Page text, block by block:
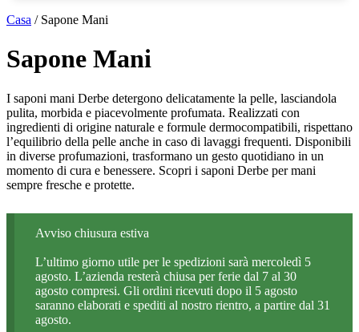
Casa / Sapone Mani
Sapone Mani
I saponi mani Derbe detergono delicatamente la pelle, lasciandola
pulita, morbida e piacevolmente profumata. Realizzati con
ingredienti di origine naturale e formule dermocompatibili, rispettano
l’equilibrio della pelle anche in caso di lavaggi frequenti. Disponibili
in diverse profumazioni, trasformano un gesto quotidiano in un
momento di cura e benessere. Scopri i saponi Derbe per mani
sempre fresche e protette.
Avviso chiusura estiva
L’ultimo giorno utile per le spedizioni sarà mercoledì 5
agosto. L’azienda resterà chiusa per ferie dal 7 al 30
agosto compresi. Gli ordini ricevuti dopo il 5 agosto
saranno elaborati e spediti al nostro rientro, a partire dal 31
agosto.